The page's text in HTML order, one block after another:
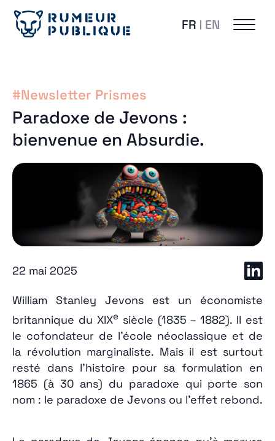
FR EN
#Newsletter Prismes
Paradoxe de Jevons :
bienvenue en Absurdie.
22 mai 2025
William Stanley Jevons est un économiste
britannique du XIXe siècle (1835 – 1882). Il est
le cofondateur de l’école néoclassique et de
la révolution marginaliste. Mais il est surtout
resté dans l’histoire pour sa formulation en
1865 (à 30 ans) du paradoxe qui porte son
nom : le paradoxe de Jevons ou l’effet rebond.